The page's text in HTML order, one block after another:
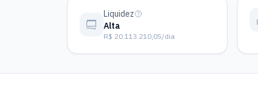
Liquidez
Alta
R$ 20.113.210,05/dia